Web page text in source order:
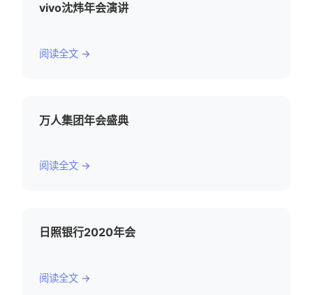
vivo沈炜年会演讲
阅读全文 →
万人集团年会盛典
阅读全文 →
日照银行2020年会
阅读全文 →